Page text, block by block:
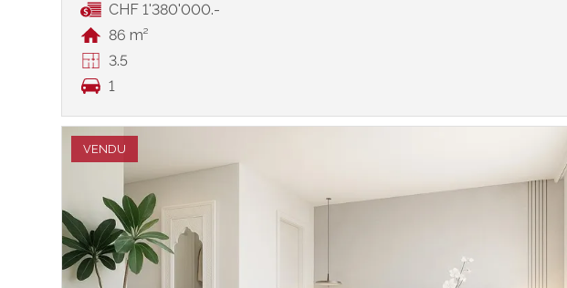
CHF 1'380'000.-
86 m²
3.5
1
VENDU